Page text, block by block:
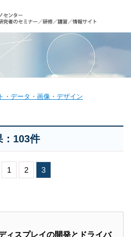
・データ・画像・デザイン
：103件
1 2 3
ィスプレイの開発とドライバ